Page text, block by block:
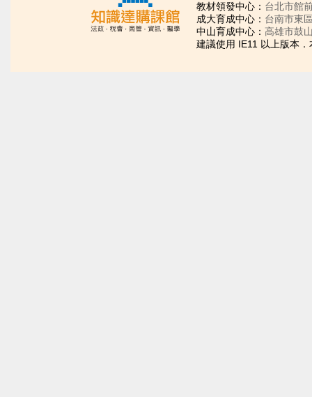
教材領發中心： 台北市館
成大育成中心： 台南市東
中山育成中心： 高雄市鼓
建議使用 IE11 以上版本